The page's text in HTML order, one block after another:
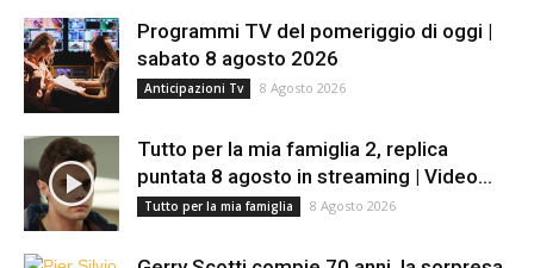
Programmi TV del pomeriggio di oggi |
sabato 8 agosto 2026
Anticipazioni Tv 8 Agosto 2026
Tutto per la mia famiglia 2, replica
puntata 8 agosto in streaming | Video...
Tutto per la mia famiglia 8 Agosto 2026